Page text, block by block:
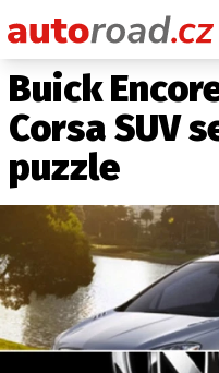
Buick
Corsa SUV
puzzle